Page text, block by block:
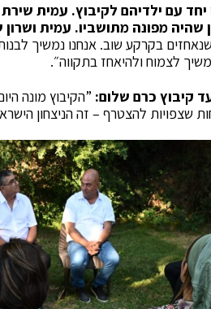
יחד עם ילדיהם לקיבוץ. עמית
מפונה מתושביו. עמית ושרון
בקרקע שוב. אנחנו נמשיך
לצמוח ולהיאחז בתקווה״.
קיבוץ כרם שלום: ”הקיבוץ מונה
שצפויות להצטרף – זה הניצחון